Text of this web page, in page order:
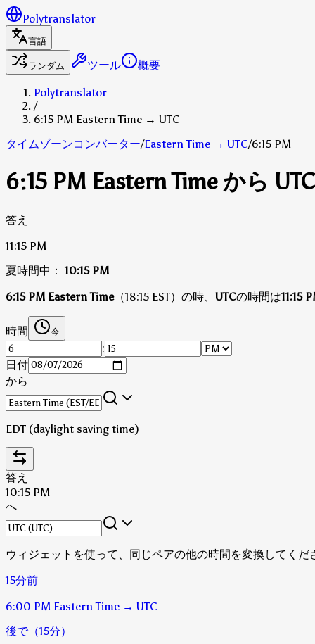
Polytranslator
言語
ランダム ツール 概要
Polytranslator
/
6:15 PM Eastern Time → UTC
タイムゾーンコンバーター/Eastern Time → UTC/6:15 PM
6:15 PM Eastern Time から
答え
11:15 PM
夏時間中： 10:15 PM
6:15 PM Eastern Time（18:15 EST）の時、 UTCの時間は11:15
時間 今
:
日付
から
EDT (daylight saving time)
答え
10:15 PM
へ
ウィジェットを使って、同じペアの他の時間を変換してくだ
15分前
6:00 PM Eastern Time → UTC
後で（15分）